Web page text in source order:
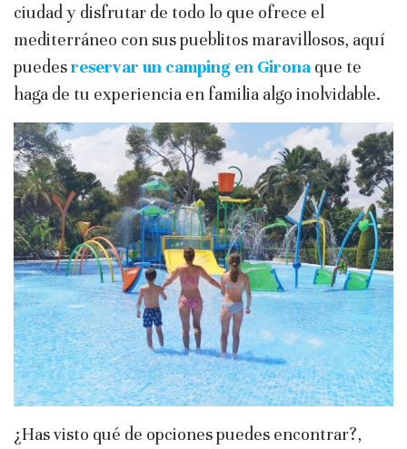
ciudad y disfrutar de todo lo que ofrece el
mediterráneo con sus pueblitos maravillosos, aquí
puedesreservar un camping en Girona que te
haga de tu experiencia en familia algo inolvidable.
¿Has visto qué de opciones puedes encontrar?,